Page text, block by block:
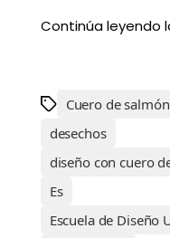
Continúa leyendo
Cuero de salmón
desechos
diseño con cuero
Es
Escuela de Diseño